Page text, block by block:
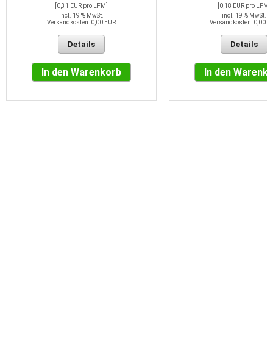
[0,31 EUR pro LFM]
incl. 19 % MwSt.
Versandkosten: 0,00 EUR
Details
In den Warenkorb
[0,18 EUR pro LFM]
incl. 19 % MwSt.
Versandkosten: 0,00
Details
In den